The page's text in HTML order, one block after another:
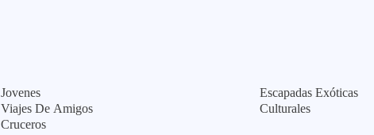
Jovenes Escapadas Exóticas
Viajes De Amigos Culturales
Cruceros